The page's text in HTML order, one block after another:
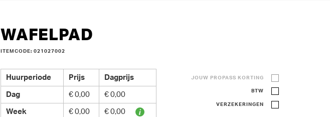
WAFELPAD
ITEMCODE: 021027002
Huurperiode Prijs Dagprijs
Dag € 0,00 € 0,00
Week € 0,00 € 0,00
JOUW PROPASS KORTING
BTW
VERZEKERINGEN